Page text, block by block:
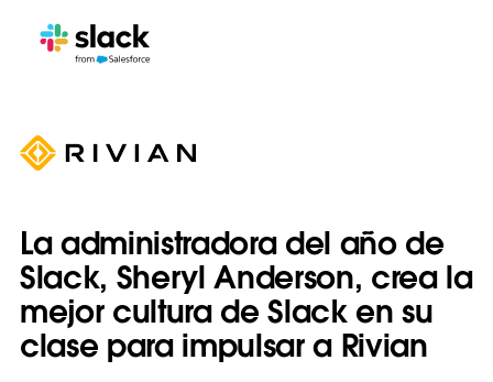
La administradora del año de
Slack, Sheryl Anderson, crea la
mejor cultura de Slack en su
clase para impulsar a Rivian